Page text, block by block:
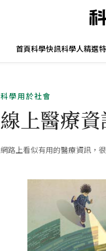
首頁科學快訊科學人精選
科學用於社會
線上醫療
網路上看似有用的醫療資訊，